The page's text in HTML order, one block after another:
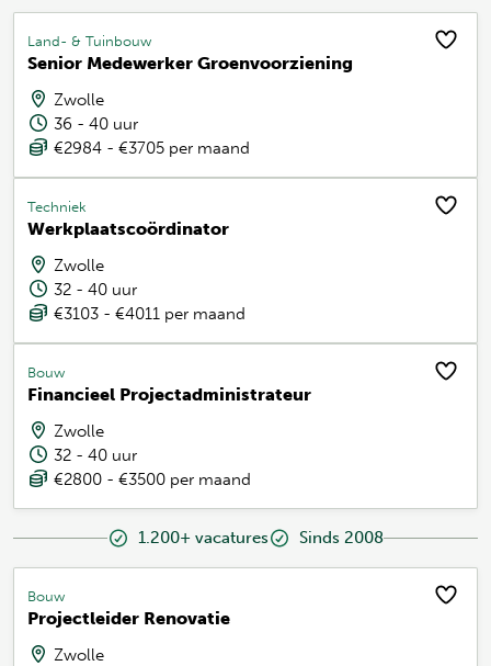
Land- & Tuinbouw
Senior Medewerker Groenvoorziening
Zwolle
36 - 40 uur
€2984 - €3705 per maand
Techniek
Werkplaatscoördinator
Zwolle
32 - 40 uur
€3103 - €4011 per maand
Bouw
Financieel Projectadministrateur
Zwolle
32 - 40 uur
€2800 - €3500 per maand
1.200+ vacatures Sinds 2008
Bouw
Projectleider Renovatie
Zwolle